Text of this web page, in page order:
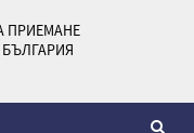
ПРИЕМАНЕ